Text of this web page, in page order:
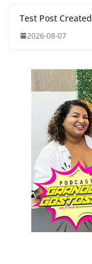
Test Post Created
2026-08-07